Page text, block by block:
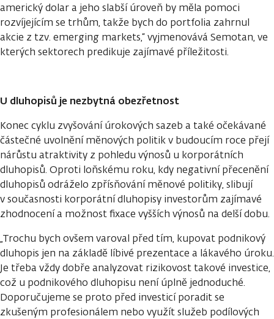
americký dolar a jeho slabší úroveň by měla pomoci
rozvíjejícím se trhům, takže bych do portfolia zahrnul
akcie z tzv. emerging markets,“ vyjmenovává Semotan, ve
kterých sektorech predikuje zajímavé příležitosti.
U dluhopisů je nezbytná obezřetnost
Konec cyklu zvyšování úrokových sazeb a také očekávané
částečné uvolnění měnových politik v budoucím roce přejí
nárůstu atraktivity z pohledu výnosů u korporátních
dluhopisů. Oproti loňskému roku, kdy negativní přecenění
dluhopisů odráželo zpřísňování měnové politiky, slibují
v současnosti korporátní dluhopisy investorům zajímavé
zhodnocení a možnost fixace vyšších výnosů na delší dobu.
„Trochu bych ovšem varoval před tím, kupovat podnikový
dluhopis jen na základě líbivé prezentace a lákavého úroku.
Je třeba vždy dobře analyzovat rizikovost takové investice,
což u podnikového dluhopisu není úplně jednoduché.
Doporučujeme se proto před investicí poradit se
zkušeným profesionálem nebo využít služeb podílových